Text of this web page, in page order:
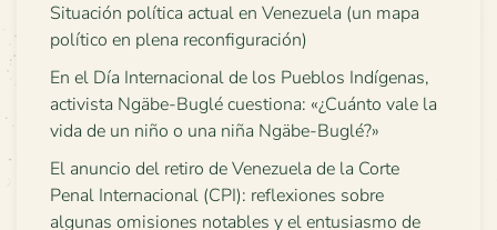
Situación política actual en Venezuela (un mapa
político en plena reconfiguración)
En el Día Internacional de los Pueblos Indígenas,
activista Ngäbe-Buglé cuestiona: «¿Cuánto vale la
vida de un niño o una niña Ngäbe-Buglé?»
El anuncio del retiro de Venezuela de la Corte
Penal Internacional (CPI): reflexiones sobre
algunas omisiones notables y el entusiasmo de